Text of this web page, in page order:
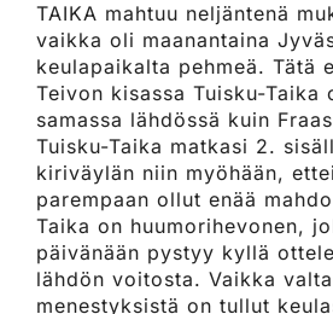
TAIKA mahtuu neljäntenä
vaikka oli maanantaina
keulapaikalta pehmeä. Tätä
Teivon kisassa Tuisku-Taika
samassa lähdössä kuin
Tuisku-Taika matkasi 2.
kiriväylän niin myöhään,
parempaan ollut enää
Taika on huumorihevonen,
päivänään pystyy kyllä
lähdön voitosta. Vaikka
menestyksistä on tullut